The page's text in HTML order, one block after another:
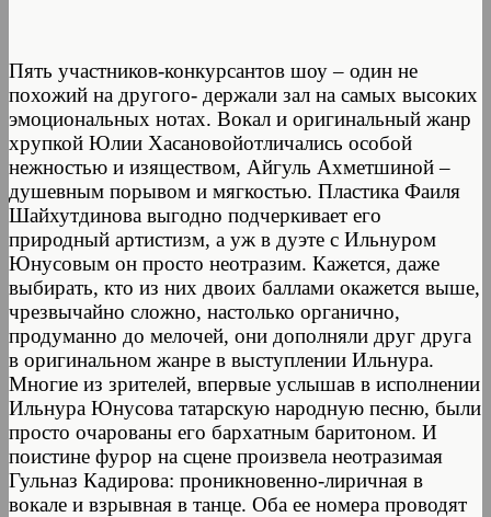
Пять участников-конкурсантов шоу – один не
похожий на другого- держали зал на самых высоких
эмоциональных нотах. Вокал и оригинальный жанр
хрупкой Юлии Хасановойотличались особой
нежностью и изяществом, Айгуль Ахметшиной –
душевным порывом и мягкостью. Пластика Фаиля
Шайхутдинова выгодно подчеркивает его
природный артистизм, а уж в дуэте с Ильнуром
Юнусовым он просто неотразим. Кажется, даже
выбирать, кто из них двоих баллами окажется выше,
чрезвычайно сложно, настолько органично,
продуманно до мелочей, они дополняли друг друга
в оригинальном жанре в выступлении Ильнура.
Многие из зрителей, впервые услышав в исполнении
Ильнура Юнусова татарскую народную песню, были
просто очарованы его бархатным баритоном. И
поистине фурор на сцене произвела неотразимая
Гульназ Кадирова: проникновенно-лиричная в
вокале и взрывная в танце. Оба ее номера проводят